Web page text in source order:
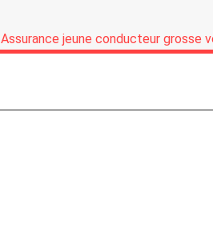
Assurance jeune conducteur grosse